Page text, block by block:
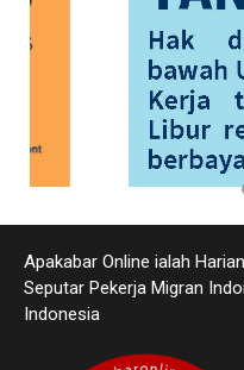
Apakabar Online ialah
Seputar Pekerja Migran
Indonesia